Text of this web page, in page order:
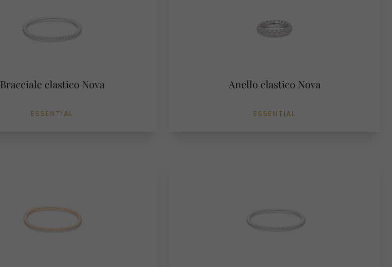
Bracciale elastico Nova
ESSENTIAL
Anello elastico Nova
ESSENTIAL